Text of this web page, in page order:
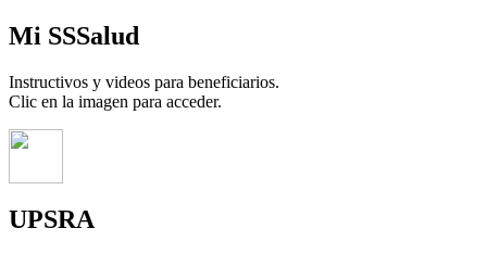
Mi SSSalud
Instructivos y videos para beneficiarios.
Clic en la imagen para acceder.
UPSRA